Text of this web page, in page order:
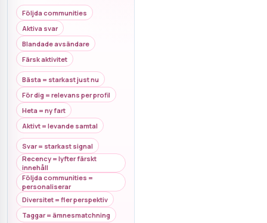
Följda communities
Aktiva svar
Blandade avsändare
Färsk aktivitet
Bästa = starkast just nu
För dig = relevans per profil
Heta = ny fart
Aktivt = levande samtal
Svar = starkast signal
Recency = lyfter färskt
innehåll
Följda communities =
personaliserar
Diversitet = fler perspektiv
Taggar = ämnesmatchning